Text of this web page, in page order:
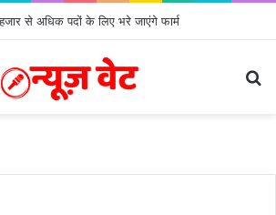
से अधिक पदों के लिए भरे जाएंगे फार्म